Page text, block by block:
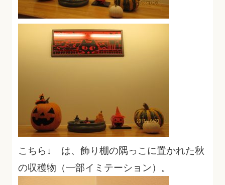
こちら↓ は、飾り棚の隅っこに置かれた秋
の収穫物（一部イミテーション）。